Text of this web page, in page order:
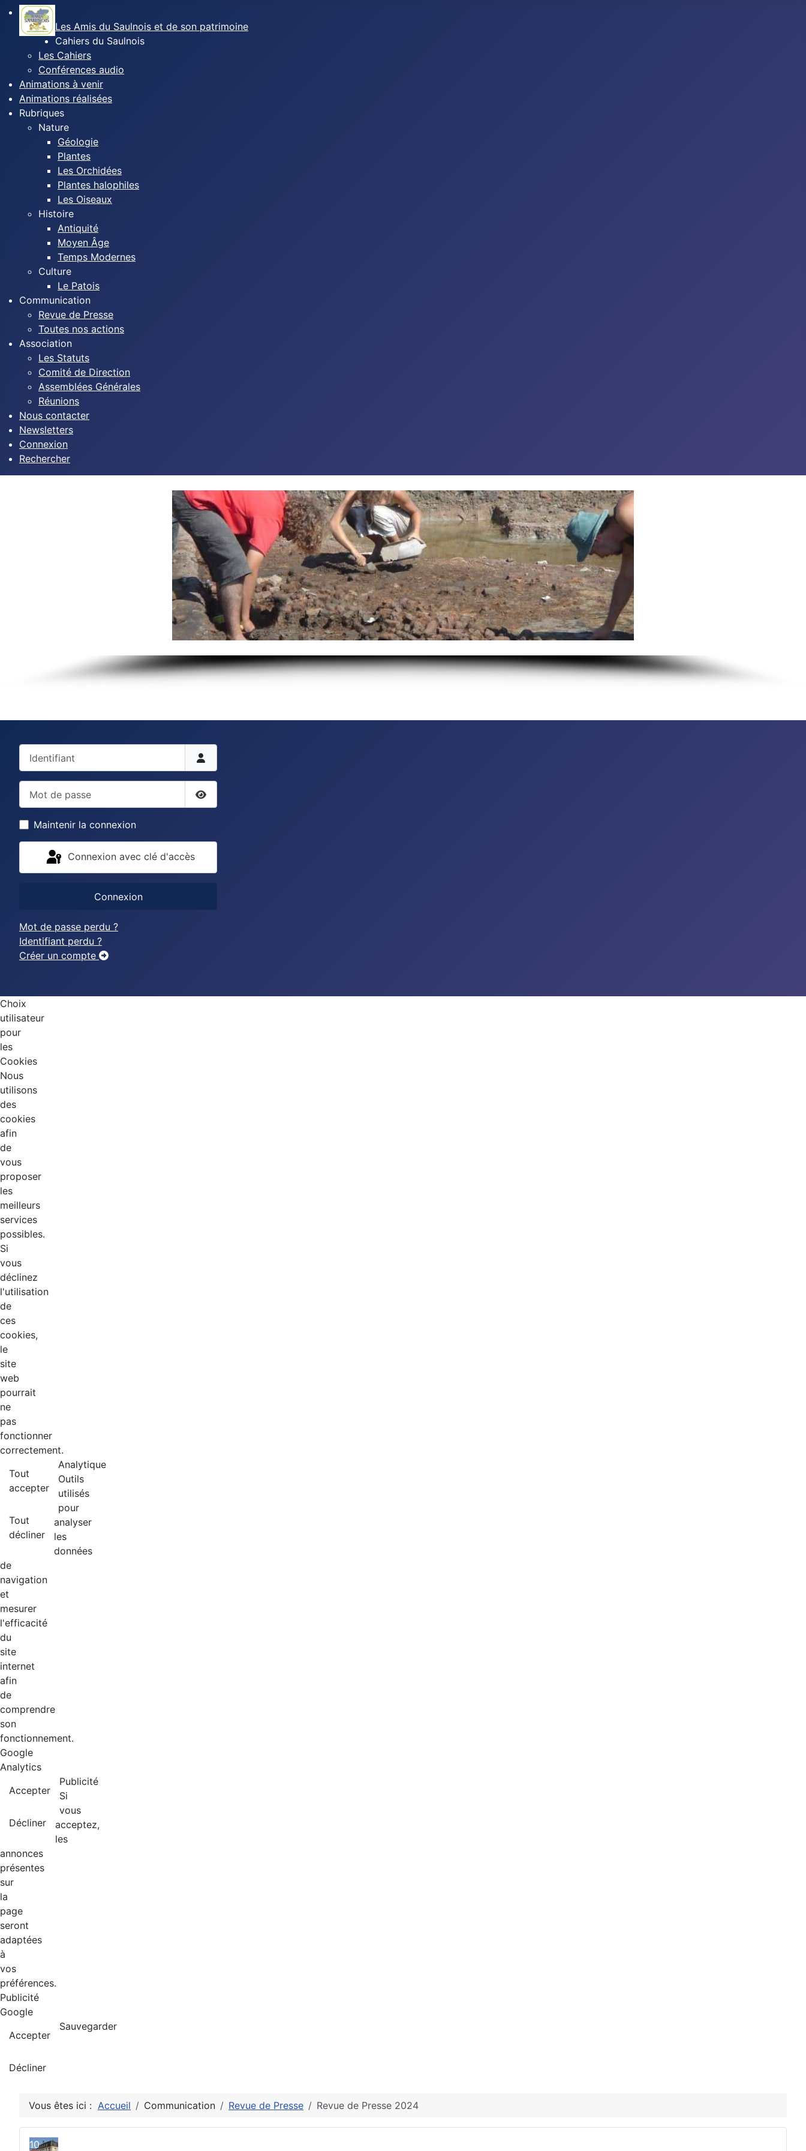
Les Amis du Saulnois et de son patrimoine
Cahiers du Saulnois
Les Cahiers
Conférences audio
Animations à venir
Animations réalisées
Rubriques
Nature
Géologie
Plantes
Les Orchidées
Plantes halophiles
Les Oiseaux
Histoire
Antiquité
Moyen Âge
Temps Modernes
Culture
Le Patois
Communication
Revue de Presse
Toutes nos actions
Association
Les Statuts
Comité de Direction
Assemblées Générales
Réunions
Nous contacter
Newsletters
Connexion
Rechercher
Vous êtes ici : Accueil Communication Revue de Presse Revue de Presse 2024
10
Afficher le mot de passe
Maintenir la connexion
Connexion avec clé d'accès
Connexion
Mot de passe perdu ?
Identifiant perdu ?
Créer un compte
Choix
utilisateur
pour
les
Cookies
Nous
utilisons
des
cookies
afin
de
vous
proposer
les
meilleurs
services
possibles.
Si
vous
déclinez
l'utilisation
de
ces
cookies,
le
site
web
pourrait
ne
pas
fonctionner
correctement.
Tout
accepter
Tout
décliner
Analytique
Outils
utilisés
pour
analyser
les
données
de
navigation
et
mesurer
l'efficacité
du
site
internet
afin
de
comprendre
son
fonctionnement.
Google
Analytics
Accepter
Décliner
Publicité
Si
vous
acceptez,
les
annonces
présentes
sur
la
page
seront
adaptées
à
vos
préférences.
Publicité
Google
Accepter
Décliner
Sauvegarder